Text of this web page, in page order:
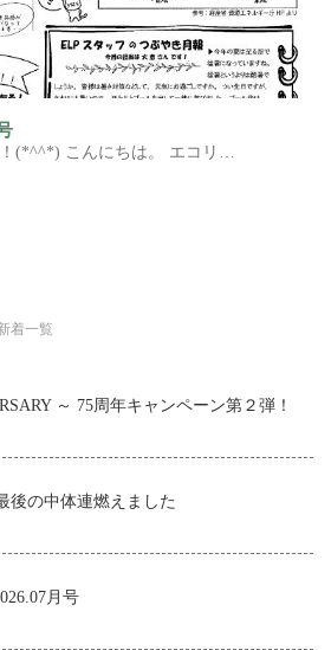
(*^^*) こんにちは。 エコリ…
着一覧
～ 75周年キャンペーン第２弾！
後の中体連燃えました
月号